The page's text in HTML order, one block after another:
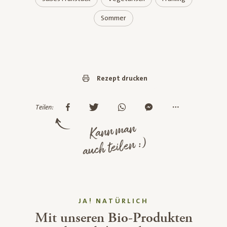
Sommer
Rezept drucken
Teilen:
Kann man
auch teilen :)
JA! NATÜRLICH
Mit unseren Bio-Produkten